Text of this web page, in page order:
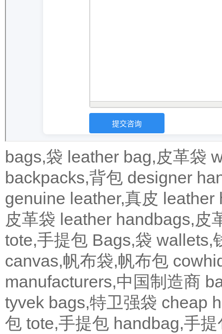
bags,袋 leather bag,皮革袋
backpacks,背包 designer
genuine leather,真皮 leather
皮革袋 leather handbags,皮
tote,手提包 Bags,袋 wallets,
canvas,帆布袋,帆布包
manufacturers,中国制造商
tyvek bags,特卫强袋 cheap
包 tote,手提包 handbag,手提